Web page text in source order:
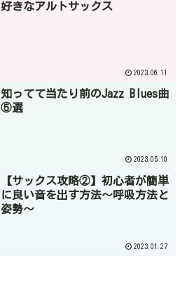
好きなアルトサックス
2023.06.11
知ってて当たり前のJazz Blues曲
⑤選
2023.05.10
【サックス攻略②】初心者が簡単
に良い音を出す方法～呼吸方法と
姿勢～
2023.01.27